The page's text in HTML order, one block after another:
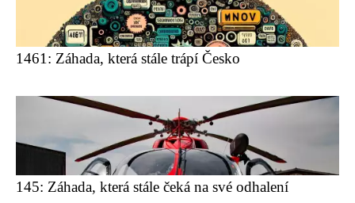
1461: Záhada, která stále trápí Česko
145: Záhada, která stále čeká na své odhalení